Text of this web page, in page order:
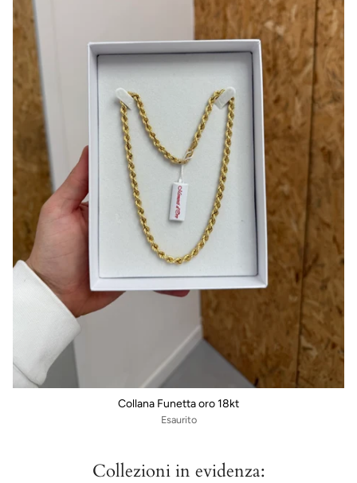
Collana Funetta oro 18kt
Esaurito
Collezioni in evidenza: